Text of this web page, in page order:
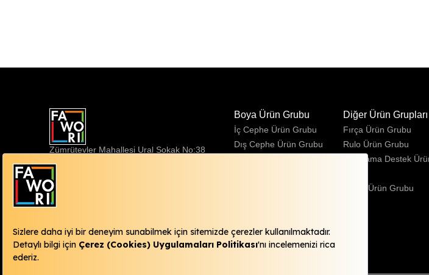
Zümrütevler Mahallesi Ural Sokak No:38
Fawori Danışma Hattı
444 98 15
info@fawori.com.tr
Boya Ürün Grubu
İç Cephe Ürün Grubu
Dış Cephe Ürün Grubu
Diğer Ürün Grupları
Fırça Ürün Grubu
Rulo Ürün Grubu
Uygulama Destek
Sprey Ürün Grubu